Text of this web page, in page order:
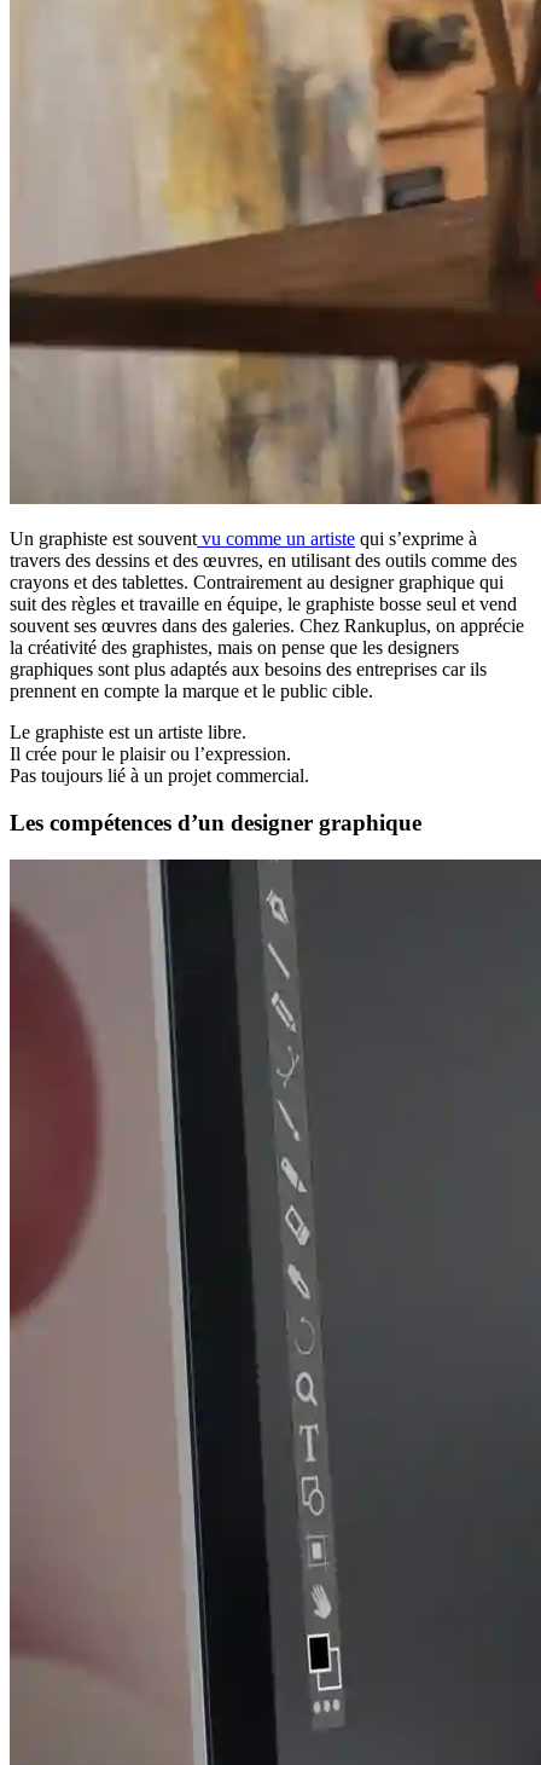
Un graphiste est souvent vu comme un artiste qui s’exprime à
travers des dessins et des œuvres, en utilisant des outils comme des
crayons et des tablettes. Contrairement au designer graphique qui
suit des règles et travaille en équipe, le graphiste bosse seul et vend
souvent ses œuvres dans des galeries. Chez Rankuplus, on apprécie
la créativité des graphistes, mais on pense que les designers
graphiques sont plus adaptés aux besoins des entreprises car ils
prennent en compte la marque et le public cible.
Le graphiste est un artiste libre.
Il crée pour le plaisir ou l’expression.
Pas toujours lié à un projet commercial.
Les compétences d’un designer graphique